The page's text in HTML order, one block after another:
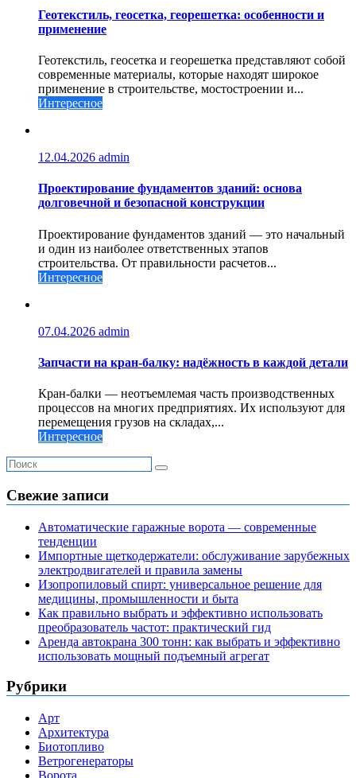
Геотекстиль, геосетка, георешетка: особенности и
применение
Геотекстиль, геосетка и георешетка представляют собой
современные материалы, которые находят широкое
применение в строительстве, мостостроении и...
Интересное
12.04.2026 admin
Проектирование фундаментов зданий: основа
долговечной и безопасной конструкции
Проектирование фундаментов зданий — это начальный
и один из наиболее ответственных этапов
строительства. От правильности расчетов...
Интересное
07.04.2026 admin
Запчасти на кран-балку: надёжность в каждой детали
Кран-балки — неотъемлемая часть производственных
процессов на многих предприятиях. Их используют для
перемещения грузов на складах,...
Интересное
Свежие записи
Автоматические гаражные ворота — современные
тенденции
Импортные щеткодержатели: обслуживание зарубежных
электродвигателей и правила замены
Изопропиловый спирт: универсальное решение для
медицины, промышленности и быта
Как правильно выбрать и эффективно использовать
преобразователь частот: практический гид
Аренда автокрана 300 тонн: как выбрать и эффективно
использовать мощный подъемный агрегат
Рубрики
Арт
Архитектура
Биотопливо
Ветрогенераторы
Ворота